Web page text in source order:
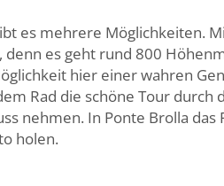
es mehrere Möglichkeiten.
es geht rund 800
hier einer wahren
Rad die schöne Tour durch
nehmen. In Ponte Brolla
holen.